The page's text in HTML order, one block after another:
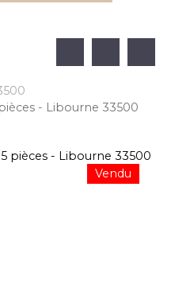
- Libourne 33500
Vendu